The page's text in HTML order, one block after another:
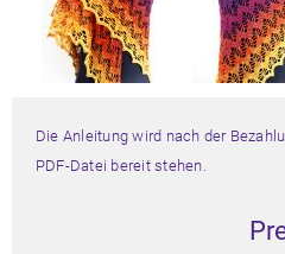
Die Anleitung wird nach der
PDF-Datei bereit stehen.